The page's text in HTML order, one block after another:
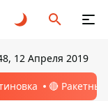
12 Апреля 2019
🔴